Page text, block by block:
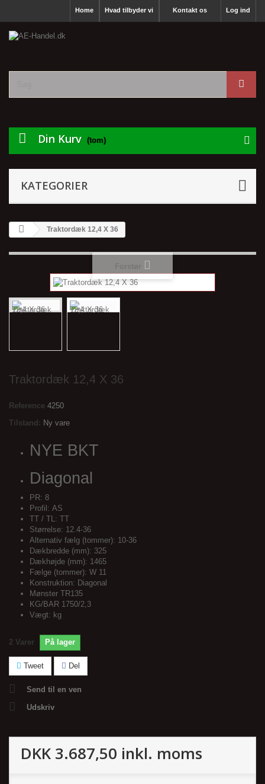
Log ind
Kontakt os
Hvad tilbyder vi
Home
Din Kurv (tom)
KATEGORIER
Traktordæk 12,4 X 36
Traktordæk 12,4 X 36
Reference 4250
Tilstand: Ny vare
NYE BKT
Diagonal
PR: 8
Profil: AS
TT / TL: TT
Størrelse: 12.4-36
Alternativ fælg (tommer): 10-36
Dækbredde (mm): 325
Dækhøjde (mm): 1465
Fælge (tommer): W 11
Konstruktion: Diagonal
Mønster TR135
KG/BAR 1750/2,3
Vægt: kg
2 Varer På lager
Tweet Del
Send til en ven
Udskriv
DKK 3.687,50 inkl. moms